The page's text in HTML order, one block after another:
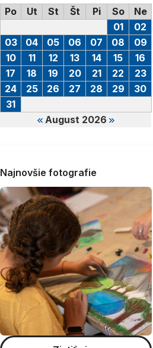
Po
Ut St Št Pi So Ne
August 2026
01
02
03
04 05 06 07 08
09
10
11 12 13 14 15
16
17
18 19 20 21 22
23
24
25 26 27 28 29
30
31
Najnovšie fotografie